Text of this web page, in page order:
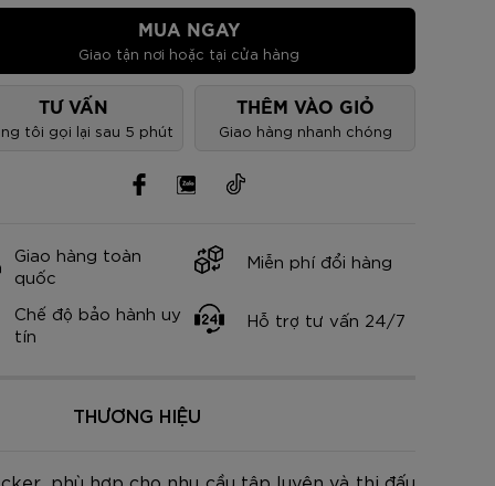
Cam
MUA NGAY
Giao tận nơi hoặc tại cửa hàng
TƯ VẤN
tôi gọi lại sau 5 phút
THÊM VÀO GIỎ
Giao hàng nhanh chóng
Giao hàng toàn
quốc
Miễn phí đổi hàng
Chế độ bảo hành uy
tín
Hỗ trợ tư vấn 24/7
THƯƠNG HIỆU
phù hợp cho nhu cầu tập luyện và thi đấu